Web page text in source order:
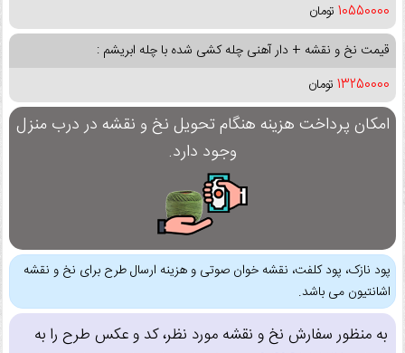
10550000 تومان
قیمت نخ و نقشه + دار آهنی چله کشی شده با چله ابریشم :
13250000 تومان
امکان پرداخت هزینه هنگام تحویل نخ و نقشه در درب منزل
وجود دارد.
پود نازک، پود کلفت، نقشه خوان صوتی و هزینه ارسال طرح برای نخ و نقشه
اشانتیون می باشد.
به منظور سفارش نخ و نقشه مورد نظر، کد و عکس طرح را به